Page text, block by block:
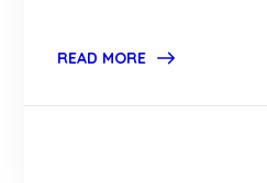
READ MORE